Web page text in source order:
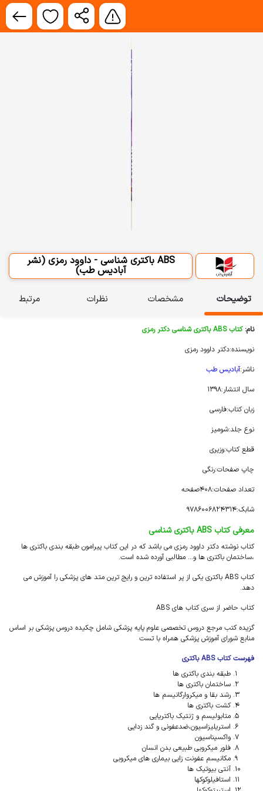
ABS باکتری شناسی - داوود رمزی (نشر
آبادیس طب)
توضیحات مشخصات نظرات مرتبط
نام:کتاب ABS باکتری شناسی دکتر رمزی
نویسنده:دکتر داوود رمزی
ناشر:آبادیس طب
سال انتشار:1398
زبان کتاب:فارسی
نوع جلد:شومیز
قطع کتاب:وزیری
چاپ صفحات:رنگی
تعداد صفحات:408صفحه
شابک:9786006824314
معرفی کتاب ABS باکتری شناسی
کتاب نوشته دکتر داوود رمزی می باشد که در این کتاب پیرامون طبقه بندی باکتری ها
،ساختمان باکتری ها و... مطالبی آورده شده است.
کتاب ABS باکتری یکی از پر استفاده ترین و رایج ترین متد های پزشکی را آموزش می
دهد.
کتاب حاضر از سری کتاب های ABS
گزیده کتب مرجع دروس تخصصی علوم پایه پزشکی شامل چکیده دروس پزشکی بر اساس
منابع شورای آموزش پزشکی همراه با تست
فهرست کتاب ABS باکتری
طبقه بندی باکتری ها
ساختمان باکتری ها
رشد بقا و میکروارگانیسم ها
کشت باکتری ها
متابولیسم و ژنتیک باکتریایی
استریلیزاسیون،ضدعفونی و گند زدایی
واکسیناسیون
فلور میکروبی طبیعی بدن انسان
مکانیسم عفونت زایی بیماری های میکروبی
آنتی بیوتیک ها
استافیلوکوکها